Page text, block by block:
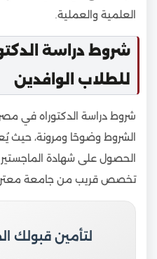
العلمية والعملية.
شروط دراسة
للطلاب الوافدين
شروط دراسة الدكتوراه في
الشروط وضوحًا ومرونة، حيث
الحصول على شهادة
تخصص قريب من جامعة معترف
لتأمين قبولك